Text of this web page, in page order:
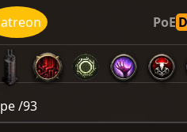
PoE
/93